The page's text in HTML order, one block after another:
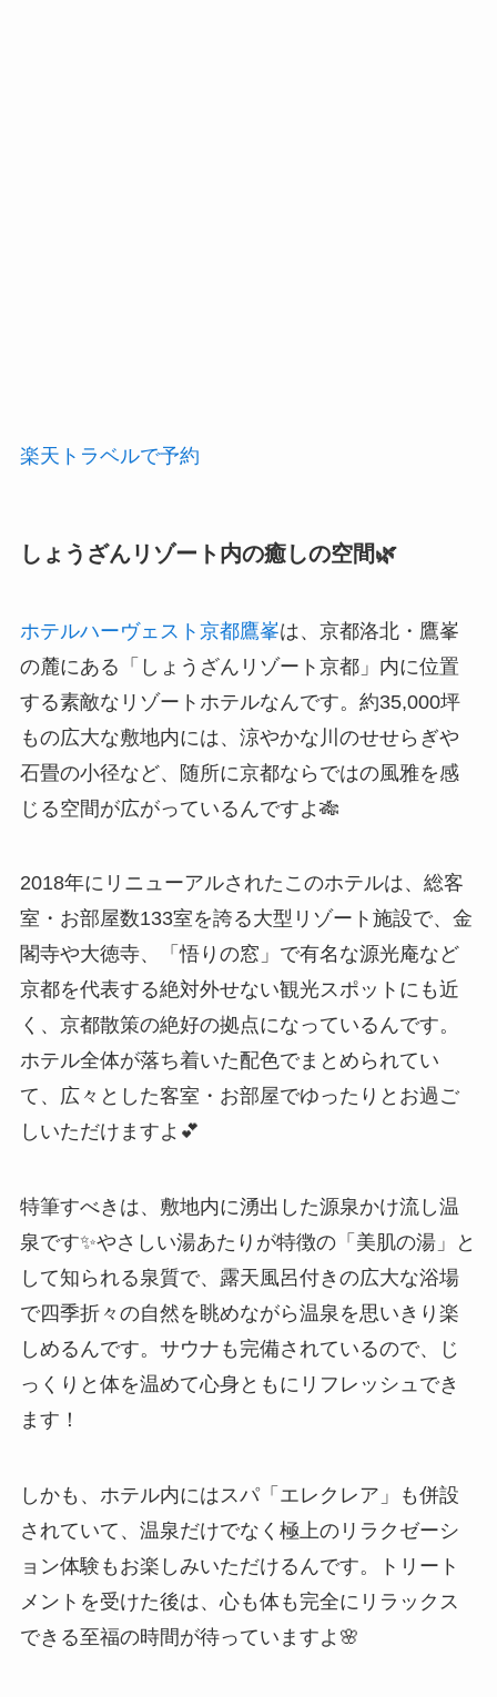
楽天トラベルで予約
しょうざんリゾート内の癒しの空間🌿
ホテルハーヴェスト京都鷹峯は、京都洛北・鷹峯
の麓にある「しょうざんリゾート京都」内に位置
する素敵なリゾートホテルなんです。約35,000坪
もの広大な敷地内には、涼やかな川のせせらぎや
石畳の小径など、随所に京都ならではの風雅を感
じる空間が広がっているんですよ🎋
2018年にリニューアルされたこのホテルは、総客
室・お部屋数133室を誇る大型リゾート施設で、金
閣寺や大徳寺、「悟りの窓」で有名な源光庵など
京都を代表する絶対外せない観光スポットにも近
く、京都散策の絶好の拠点になっているんです。
ホテル全体が落ち着いた配色でまとめられてい
て、広々とした客室・お部屋でゆったりとお過ご
しいただけますよ💕
特筆すべきは、敷地内に湧出した源泉かけ流し温
泉です✨やさしい湯あたりが特徴の「美肌の湯」と
して知られる泉質で、露天風呂付きの広大な浴場
で四季折々の自然を眺めながら温泉を思いきり楽
しめるんです。サウナも完備されているので、じ
っくりと体を温めて心身ともにリフレッシュでき
ます！
しかも、ホテル内にはスパ「エレクレア」も併設
されていて、温泉だけでなく極上のリラクゼーシ
ョン体験もお楽しみいただけるんです。トリート
メントを受けた後は、心も体も完全にリラックス
できる至福の時間が待っていますよ🌸